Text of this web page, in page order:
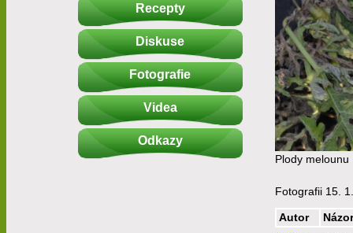
Recepty
Diskuse
Fotografie
Videa
Odkazy
Plody
Fotografii 15.
Autor
Názor